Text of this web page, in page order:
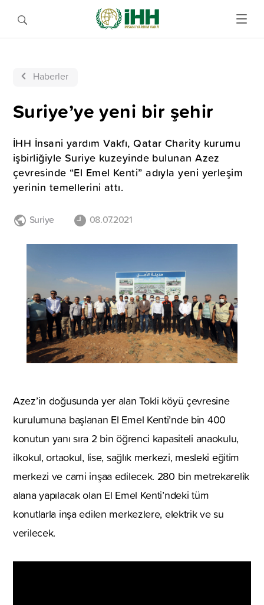
Haberler
Suriye’ye yeni bir şehir
İHH İnsani yardım Vakfı, Qatar Charity kurumu
işbirliğiyle Suriye kuzeyinde bulunan Azez
çevresinde “El Emel Kenti” adıyla yeni yerleşim
yerinin temellerini attı.
Suriye 08.07.2021
Azez’in doğusunda yer alan Tokli köyü çevresine
kurulumuna başlanan El Emel Kenti’nde bin 400
konutun yanı sıra 2 bin öğrenci kapasiteli anaokulu,
ilkokul, ortaokul, lise, sağlık merkezi, mesleki eğitim
merkezi ve cami inşaa edilecek. 280 bin metrekarelik
alana yapılacak olan El Emel Kenti’ndeki tüm
konutlarla inşa edilen merkezlere, elektrik ve su
verilecek.